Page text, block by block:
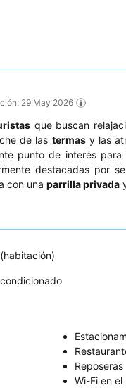
29 May 2026
que buscan
de las termasy las
punto de interés
destacadas por
con una parrilla privada
Reposeras
Wi-Fi en